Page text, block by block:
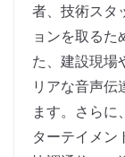
者、技術スタ
ョンを取るた
た、建設現場
リアな音声伝
ます。さらに
ターテイメン